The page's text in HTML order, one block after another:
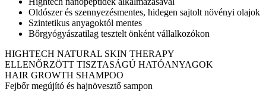
Oldószer és szennyezésmentes, hidegen sajtolt növényi olajok
Szintetikus anyagoktól mentes
Bőrgyógyászatilag tesztelt önként vállalkozókon
HIGHTECH NATURAL SKIN THERAPY
ELLENŐRZÖTT TISZTASÁGÚ HATÓANYAGOK
HAIR GROWTH SHAMPOO
Fejbőr megújító és hajnövesztő sampon